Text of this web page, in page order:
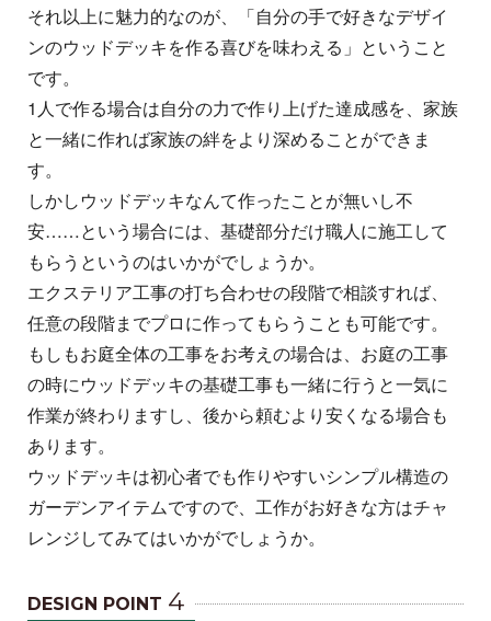
それ以上に魅力的なのが、「自分の手で好きなデザイ
ンのウッドデッキを作る喜びを味わえる」ということ
です。
1人で作る場合は自分の力で作り上げた達成感を、家族
と一緒に作れば家族の絆をより深めることができま
す。
しかしウッドデッキなんて作ったことが無いし不
安……という場合には、基礎部分だけ職人に施工して
もらうというのはいかがでしょうか。
エクステリア工事の打ち合わせの段階で相談すれば、
任意の段階までプロに作ってもらうことも可能です。
もしもお庭全体の工事をお考えの場合は、お庭の工事
の時にウッドデッキの基礎工事も一緒に行うと一気に
作業が終わりますし、後から頼むより安くなる場合も
あります。
ウッドデッキは初心者でも作りやすいシンプル構造の
ガーデンアイテムですので、工作がお好きな方はチャ
レンジしてみてはいかがでしょうか。
DESIGN POINT 4